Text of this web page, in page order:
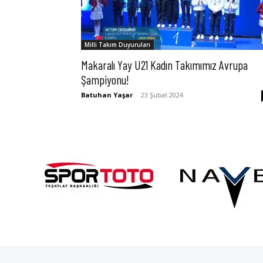
Milli Takım Duyuruları
Makaralı Yay U21 Kadın Takımımız Avrupa
Şampiyonu!
Batuhan Yaşar - 23 Şubat 2024